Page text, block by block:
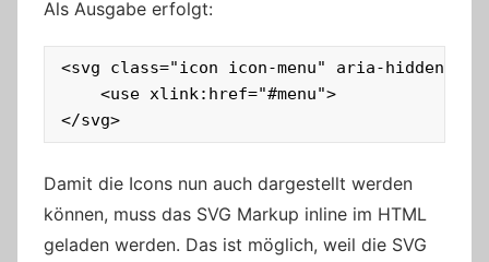
Als Ausgabe erfolgt:
<svg class="icon icon-menu" aria-
    <use xlink:href="#menu">
</svg>
Damit die Icons nun auch dargestellt werden
können, muss das SVG Markup inline im HTML
geladen werden. Das ist möglich, weil die SVG